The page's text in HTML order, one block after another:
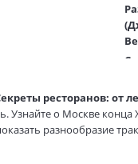
ресторанов:
Узнайте о Москве
разнообразие